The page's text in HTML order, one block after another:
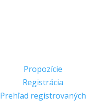
Propozície
Registrácia
Prehľad registrovaných